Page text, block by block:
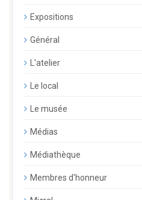
Expositions
Général
L'atelier
Le local
Le musée
Médias
Médiathèque
Membres d'honneur